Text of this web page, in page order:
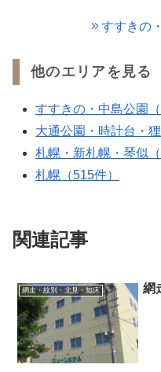
すすきの
他のエリアを見る
すすきの・中島公園（
大通公園・時計台・
札幌・新札幌・琴似（
札幌（515件）
関連記事
網走・紋別・北見・知床 網